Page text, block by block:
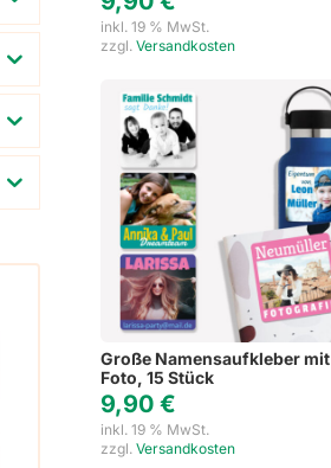
inkl. 19 % MwSt.
zzgl. Versandkosten
Große Namensaufkleber mit
Foto, 15 Stück
9,90 €
inkl. 19 % MwSt.
zzgl. Versandkosten